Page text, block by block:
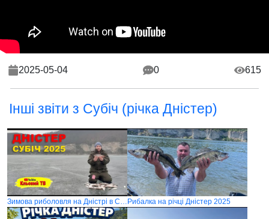
2025-05-04 0 615
Інші звіти з Субіч (річка Дністер)
Зимова риболовля на Дністрі в Субічі 2025 Рибалка на річці Дністер 2025